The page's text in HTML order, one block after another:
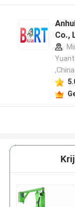
Co.,
,China